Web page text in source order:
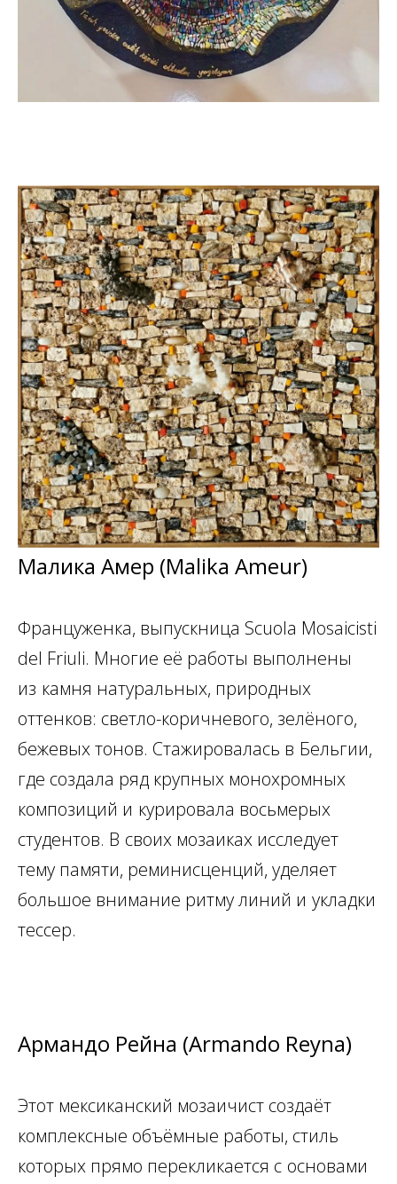
Малика Амер (Malika Ameur)
Француженка, выпускница Scuola Mosaicisti
del Friuli. Многие её работы выполнены
из камня натуральных, природных
оттенков: светло-коричневого, зелёного,
бежевых тонов. Стажировалась в Бельгии,
где создала ряд крупных монохромных
композиций и курировала восьмерых
студентов. В своих мозаиках исследует
тему памяти, реминисценций, уделяет
большое внимание ритму линий и укладки
тессер.
Армандо Рейна (Armando Reyna)
Этот мексиканский мозаичист создаёт
комплексные объёмные работы, стиль
которых прямо перекликается с основами